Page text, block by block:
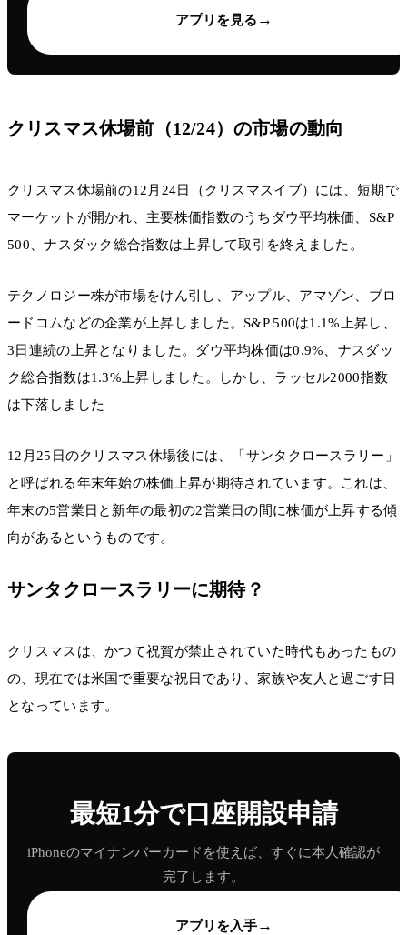
アプリを見る →
クリスマス休場前（12/24）の市場の動向
クリスマス休場前の12月24日（クリスマスイブ）には、短期で
マーケットが開かれ、主要株価指数のうちダウ平均株価、S&P
500、ナスダック総合指数は上昇して取引を終えました。
テクノロジー株が市場をけん引し、アップル、アマゾン、ブロ
ードコムなどの企業が上昇しました。S&P 500は1.1%上昇し、
3日連続の上昇となりました。ダウ平均株価は0.9%、ナスダッ
ク総合指数は1.3%上昇しました。しかし、ラッセル2000指数
は下落しました
12月25日のクリスマス休場後には、「サンタクロースラリー」
と呼ばれる年末年始の株価上昇が期待されています。これは、
年末の5営業日と新年の最初の2営業日の間に株価が上昇する傾
向があるというものです。
サンタクロースラリーに期待？
クリスマスは、かつて祝賀が禁止されていた時代もあったもの
の、現在では米国で重要な祝日であり、家族や友人と過ごす日
となっています。
最短1分で口座開設申請
iPhoneのマイナンバーカードを使えば、すぐに本人確認が
完了します。
アプリを入手→